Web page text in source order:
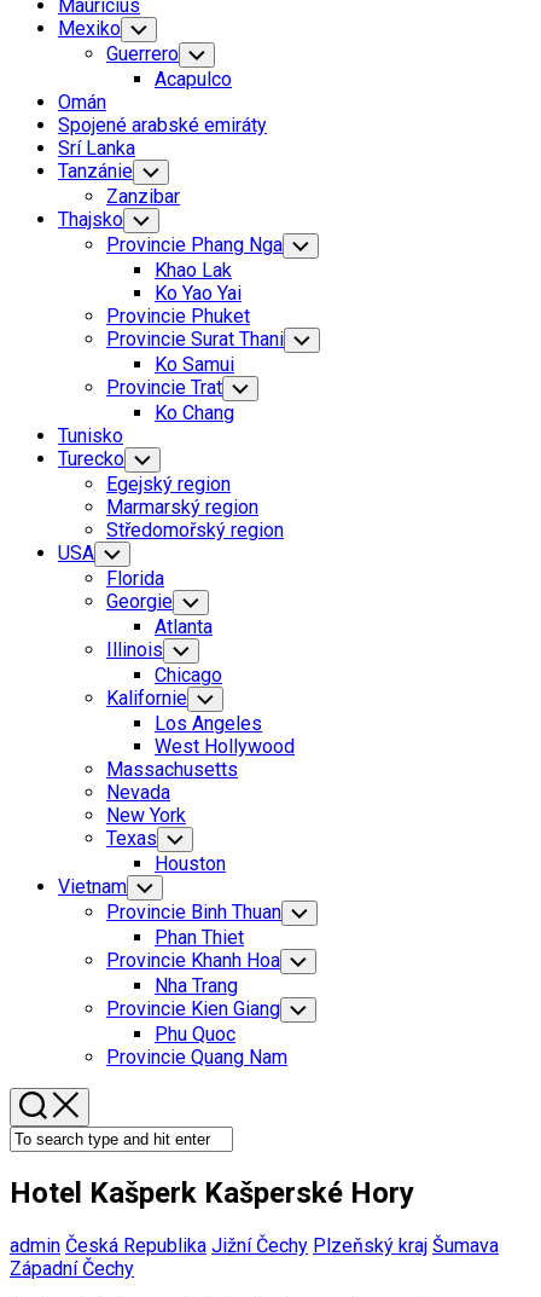
Mauricius
Mexiko Toggle
Child
Menu
Guerrero Toggle
Child
Menu
Acapulco
Omán
Spojené arabské emiráty
Srí Lanka
Tanzánie Toggle
Child
Menu
Zanzibar
Thajsko Toggle
Child
Menu
Provincie Phang Nga Toggle
Child
Khao Lak
Ko Yao Yai
Provincie Phuket
Provincie Surat Thani Toggle
Child
Ko Samui
Provincie Trat Toggle
Child
Menu
Ko Chang
Tunisko
Turecko Toggle
Child
Menu
Egejský region
Marmarský region
Středomořský region
USA Toggle
Child
Menu
Florida
Georgie Toggle
Child
Menu
Atlanta
Illinois Toggle
Child
Menu
Chicago
Kalifornie Toggle
Child
Menu
Los Angeles
West Hollywood
Massachusetts
Nevada
New York
Texas Toggle
Child
Menu
Houston
Vietnam Toggle
Child
Menu
Provincie Binh Thuan Toggle
Child
Menu
Phan Thiet
Provincie Khanh Hoa Toggle
Child
Menu
Nha Trang
Provincie Kien Giang Toggle
Child
Phu Quoc
Provincie Quang Nam
Hotel Kašperk Kašperské Hory
admin Česká Republika Jižní Čechy Plzeňský kraj Šumava
Západní Čechy